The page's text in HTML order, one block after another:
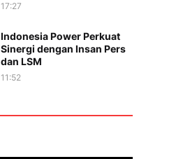
17:27
Indonesia Power Perkuat
Sinergi dengan Insan Pers
dan LSM
11:52